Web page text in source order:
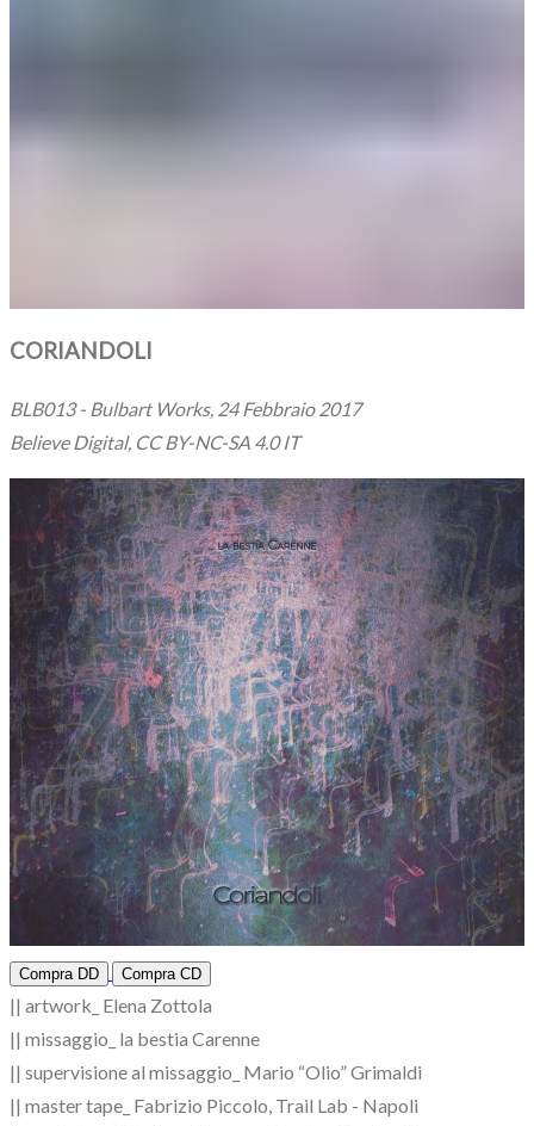
CORIANDOLI
BLB013 - Bulbart Works, 24 Febbraio 2017
Believe Digital, CC BY-NC-SA 4.0 IT
Compra DD Compra CD
|| artwork_ Elena Zottola
|| missaggio_ la bestia Carenne
|| supervisione al missaggio_ Mario “Olio” Grimaldi
|| master tape_ Fabrizio Piccolo, Trail Lab - Napoli